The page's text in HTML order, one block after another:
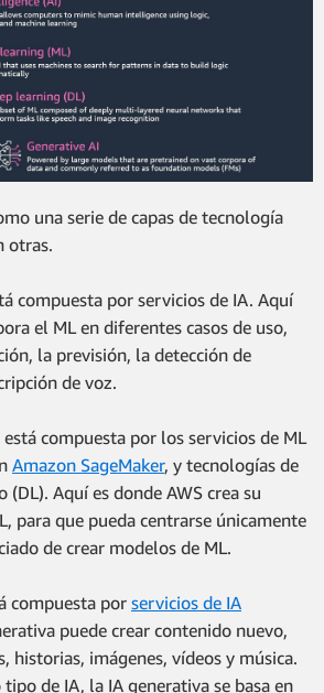
una serie de capas de tecnología
otras.
compuesta por servicios de IA. Aquí
el ML en diferentes casos de uso,
la previsión, la detección de
de voz.
está compuesta por los servicios de ML
Amazon SageMaker, y tecnologías de
Aquí es donde AWS crea su
para que pueda centrarse únicamente
de crear modelos de ML.
compuesta por servicios de IA
puede crear contenido nuevo,
historias, imágenes, vídeos y música.
de IA, la IA generativa se basa en